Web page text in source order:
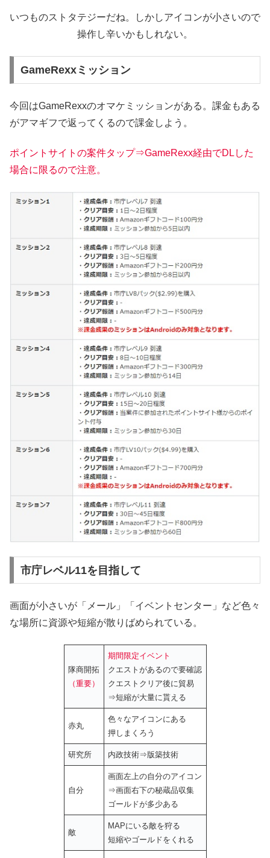
いつものストタテジーだね。しかしアイコンが小さいので
操作し辛いかもしれない。
GameRexxミッション
今回はGameRexxのオマケミッションがある。課金もある
がアマギフで返ってくるので課金しよう。
ポイントサイトの案件タップ⇒GameRexx経由でDLした
場合に限るので注意。
市庁レベル11を目指して
画面が小さいが「メール」「イベントセンター」など色々
な場所に資源や短縮が散りばめられている。
隊商開拓
（重要）
期間限定イベント
クエストがあるので要確認
クエストクリア後に貿易
⇒短縮が大量に貰える
赤丸
色々なアイコンにある
押しまくろう
研究所 内政技術⇒版築技術
自分
画面左上の自分のアイコン
⇒画面右下の秘蔵品収集
ゴールドが多少ある
敵
MAPにいる敵を狩る
短縮やゴールドをくれる